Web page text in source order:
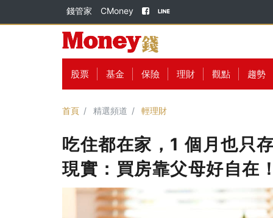
錢管家 CMoney
股票 基金 保險 理財 觀點 趨勢
首頁 精選頻道 輕理財
吃住都在家，1 個月也只
現實：買房靠父母好自在